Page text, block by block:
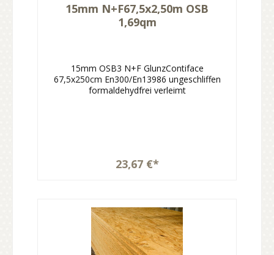
15mm N+F67,5x2,50m OSB
1,69qm
15mm OSB3 N+F GlunzContiface
67,5x250cm En300/En13986 ungeschliffen
formaldehydfrei verleimt
23,67 €*